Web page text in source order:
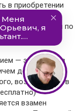
в приобретении
имеют
обязанности по
— это одна из
договора
возмездного, в
взамен